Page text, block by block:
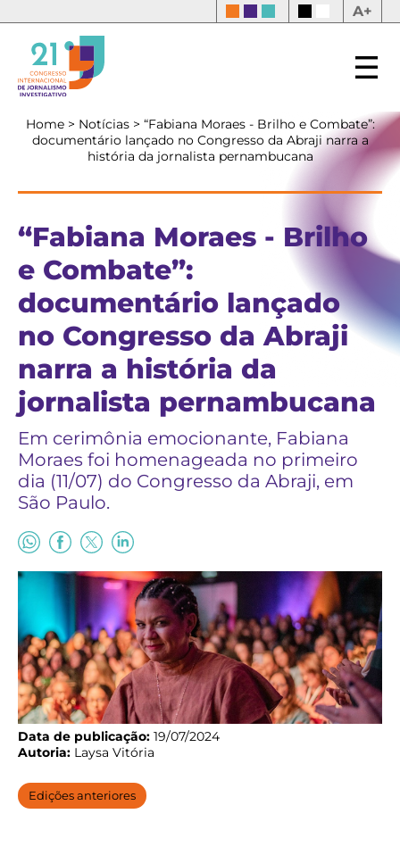
A+
Home > Notícias > “Fabiana Moraes - Brilho e Combate”:
documentário lançado no Congresso da Abraji narra a
história da jornalista pernambucana
“Fabiana Moraes - Brilho
e Combate”:
documentário lançado
no Congresso da Abraji
narra a história da
jornalista pernambucana
Em cerimônia emocionante, Fabiana
Moraes foi homenageada no primeiro
dia (11/07) do Congresso da Abraji, em
São Paulo.
Data de publicação: 19/07/2024
Autoria: Laysa Vitória
Edições anteriores